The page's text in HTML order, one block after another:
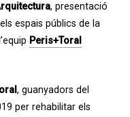
, presentació
espais públics de la
Peris+Toral
, guanyadors del
per rehabilitar els